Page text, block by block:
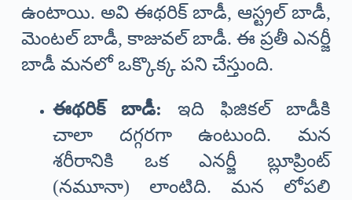
ఉంటాయి. అవి ఈథరిక్ బాడీ, ఆస్ట్రల్ బాడీ,
మెంటల్ బాడీ, కాజువల్ బాడీ. ఈ ప్రతీ ఎనర్జీ
బాడీ మనలో ఒక్కొక్క పని చేస్తుంది.
ఈథరిక్ బాడీ: ఇది ఫిజికల్ బాడీకి
చాలా దగ్గరగా ఉంటుంది. మన
శరీరానికి ఒక ఎనర్జీ బ్లూప్రింట్
(నమూనా) లాంటిది. మన లోపలి